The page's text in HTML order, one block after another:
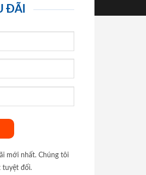
ĐÃI
mới nhất. Chúng tôi
tuyệt đối.